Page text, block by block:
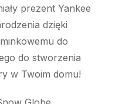
prezent Yankee
dzięki
do
do stworzenia
w Twoim domu!